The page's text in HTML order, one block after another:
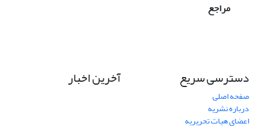
مراجع
دسترسی سریع
صفحه اصلی
درباره نشریه
اعضای هیات تحریریه
آخرین اخبار